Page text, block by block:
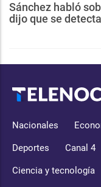
Sánchez habló
dijo que se
Nacionales
Deportes Canal 4
Ciencia y tecnología